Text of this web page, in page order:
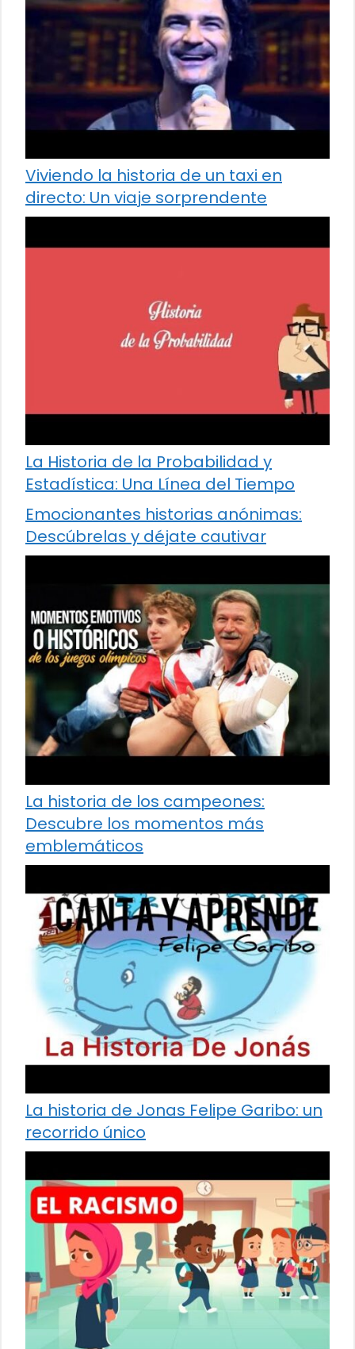
Viviendo la historia de un taxi en
directo: Un viaje sorprendente
La Historia de la Probabilidad y
Estadística: Una Línea del Tiempo
Emocionantes historias anónimas:
Descúbrelas y déjate cautivar
La historia de los campeones:
Descubre los momentos más
emblemáticos
La historia de Jonas Felipe Garibo: un
recorrido único